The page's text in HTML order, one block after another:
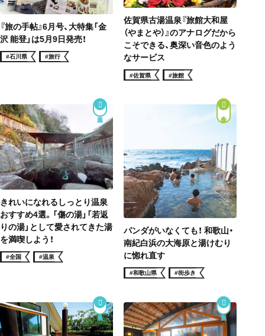
『旅の手帖』6月号、大特集「金
沢 能登」は5月9日発売！
#石川県 #旅行
佐賀県古湯温泉『旅館大和屋
（やまとや）』のアナログだから
こそできる、奥深い音色のよう
なサービス
#佐賀県 #旅館
きれいになれるしっとり温泉
おすすめ4選。「傷の湯」「若返
りの湯」として愛されてきた湯
を満喫しよう！
#全国 #温泉
街歩き
パンダがいなくても！ 和歌山・
南紀白浜の大海原と湯けむり
に惚れ直す
#和歌山県 #街歩き